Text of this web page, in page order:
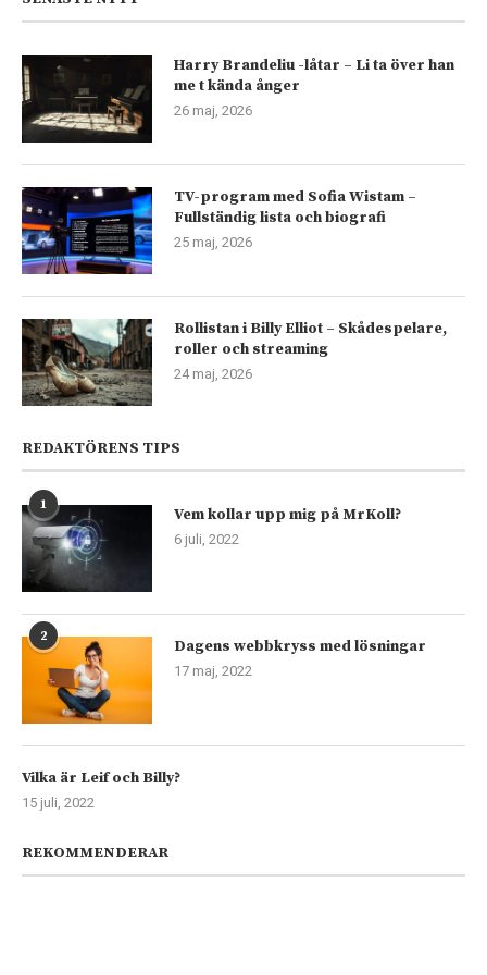
Harry Brandeliu -låtar – Li ta över han
me t kända ånger
26 maj, 2026
TV-program med Sofia Wistam –
Fullständig lista och biografi
25 maj, 2026
Rollistan i Billy Elliot – Skådespelare,
roller och streaming
24 maj, 2026
REDAKTÖRENS TIPS
1 Vem kollar upp mig på MrKoll?
6 juli, 2022
2 Dagens webbkryss med lösningar
17 maj, 2022
Vilka är Leif och Billy?
15 juli, 2022
REKOMMENDERAR